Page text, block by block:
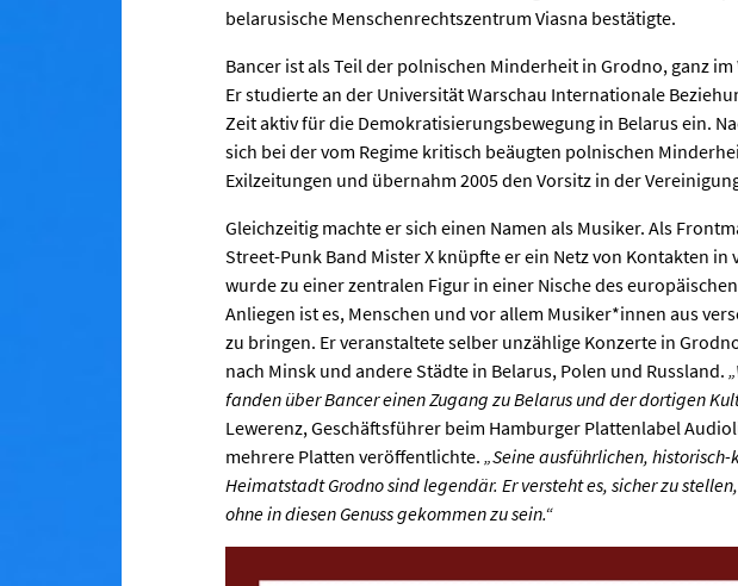
belarusische Menschenrechtszentrum Viasna bestätigte.
Bancer ist als Teil der polnischen Minderheit in Grodno, ganz
Er studierte an der Universität Warschau Internationale
Zeit aktiv für die Demokratisierungsbewegung in Belarus ein.
sich bei der vom Regime kritisch beäugten polnischen
Exilzeitungen und übernahm 2005 den Vorsitz in der
Gleichzeitig machte er sich einen Namen als Musiker. Als
Street-Punk Band Mister X knüpfte er ein Netz von Kontakten
wurde zu einer zentralen Figur in einer Nische des
Anliegen ist es, Menschen und vor allem Musiker*innen aus
zu bringen. Er veranstaltete selber unzählige Konzerte in
nach Minsk und andere Städte in Belarus, Polen und Russland.
fanden über Bancer einen Zugang zu Belarus und der dortigen
Lewerenz, Geschäftsführer beim Hamburger Plattenlabel
mehrere Platten veröffentlichte.„Seine ausführlichen,
Heimatstadt Grodno sind legendär. Er versteht es, sicher zu
ohne in diesen Genuss gekommen zu sein.“